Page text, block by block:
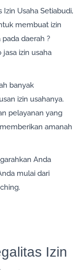
Izin Usaha Setiabudi,
membuat izin
daerah ?
jasa izin usaha
banyak
izin usahanya.
pelayanan yang
amanah
Anda
mulai dari
Izin